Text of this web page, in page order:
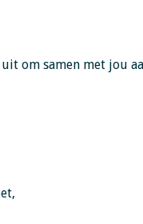
om samen met jou